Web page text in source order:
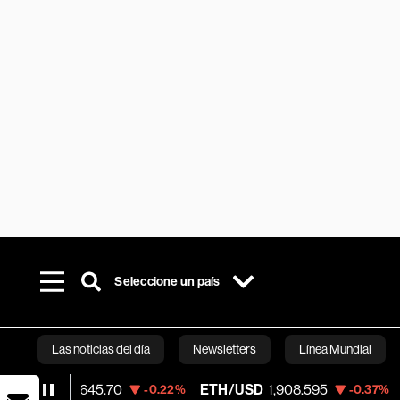
Seleccione un país
Las noticias del día Newsletters Línea Mundial
Bloomberg
ETH/USD 1,908.595 -0.37% Visa 368.54 -0.28%